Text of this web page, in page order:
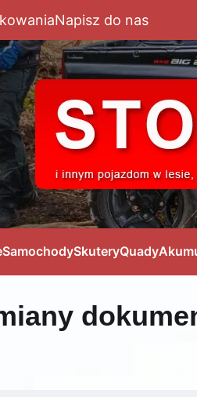
Napisz do nas
SamochodySkuteryQuady